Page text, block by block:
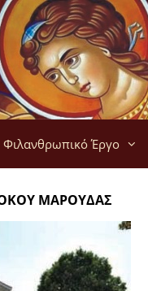
Φιλανθρωπικό Έργο
ΜΑΡΟΥΔΑΣ